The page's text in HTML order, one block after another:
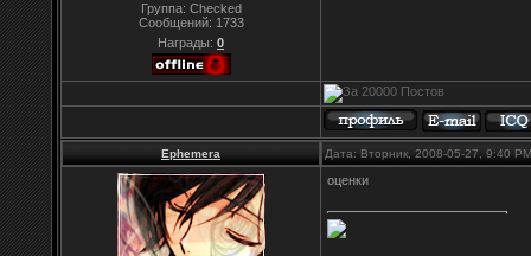
Группа: Checked
Сообщений: 1733
Награды: 0
Ephemera Дата: Вторник, 2008-05-27, 9:40
оценки